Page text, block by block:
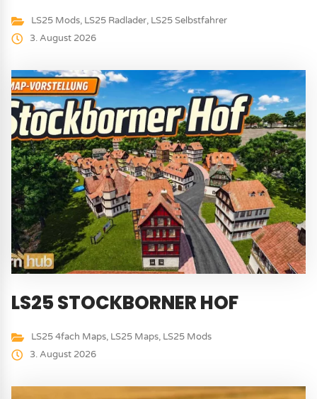
LS25 Mods, LS25 Radlader, LS25 Selbstfahrer
3. August 2026
LS25 STOCKBORNER HOF
LS25 4fach Maps, LS25 Maps, LS25 Mods
3. August 2026